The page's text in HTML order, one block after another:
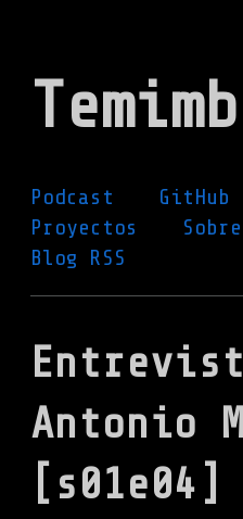
al
contenido
principal
Podcast GitHub
Proyectos
Blog RSS
Antonio
[s01e04]